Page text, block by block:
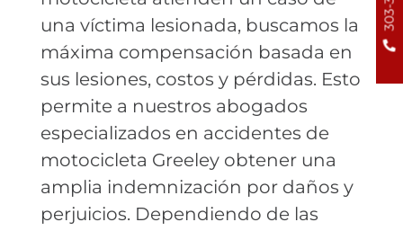
una víctima lesionada, buscamos la
máxima compensación basada en
sus lesiones, costos y pérdidas. Esto
permite a nuestros abogados
especializados en accidentes de
motocicleta Greeley obtener una
amplia indemnización por daños y
perjuicios. Dependiendo de las